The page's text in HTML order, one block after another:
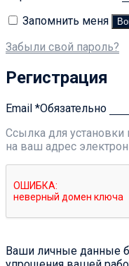
Запомнить меня
Забыли свой пароль?
Регистрация
Email *Обязательно
Ссылка для установки
на ваш адрес
Ваши личные данные